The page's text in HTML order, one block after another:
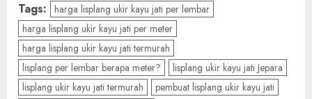
Tags: harga lisplang ukir kayu jati per lembar
harga lisplang ukir kayu jati per meter
harga lisplang ukir kayu jati termurah
lisplang per lembar berapa meter?
lisplang ukir kayu jati Jepara
lisplang ukir kayu jati termurah
pembuat lisplang ukir kayu jati